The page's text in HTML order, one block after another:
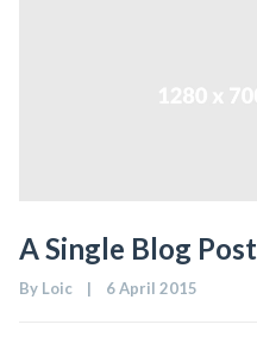
A Single Blog Post
By Loic
    |    6 April 2015